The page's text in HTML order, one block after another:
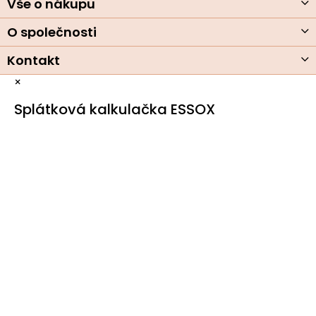
Vše o nákupu
O společnosti
Kontakt
×
Splátková kalkulačka ESSOX